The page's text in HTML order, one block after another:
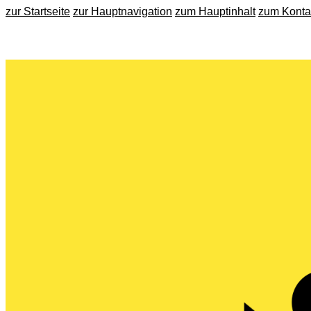
zur Startseite zur Hauptnavigation zum Hauptinhalt zum